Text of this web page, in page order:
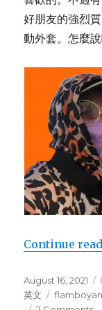
好朋友的強烈
動外套。怎麼
Continue
Posted
on
August 16, 2021
英文
Tags